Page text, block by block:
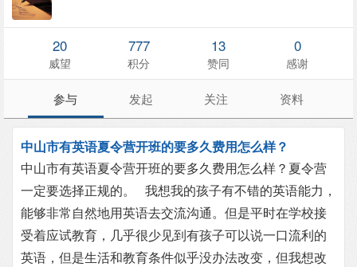
20
威望
777
积分
13
赞同
0
感谢
参与 发起 关注 资料
中山市有英语夏令营开班的要多久费用怎么样？
中山市有英语夏令营开班的要多久费用怎么样？夏令营
一定要选择正规的。 我想我的孩子有不错的英语能力，
能够非常自然地用英语去交流沟通。但是平时在学校接
受着应试教育，几乎很少见到有孩子可以说一口流利的
英语，但是生活和教育条件似乎没办法改变，但我想改